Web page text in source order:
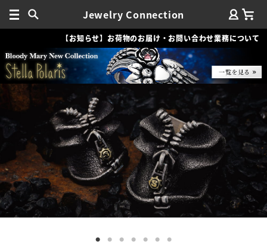
Jewelry Connection
【お知らせ】お荷物のお届け・お問い合わせ業務について